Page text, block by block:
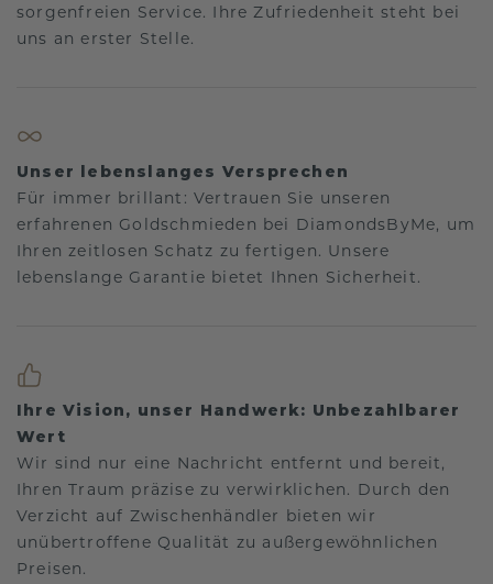
sorgenfreien Service. Ihre Zufriedenheit steht bei
uns an erster Stelle.
Unser lebenslanges Versprechen
Für immer brillant: Vertrauen Sie unseren
erfahrenen Goldschmieden bei DiamondsByMe, um
Ihren zeitlosen Schatz zu fertigen. Unsere
lebenslange Garantie bietet Ihnen Sicherheit.
Ihre Vision, unser Handwerk: Unbezahlbarer
Wert
Wir sind nur eine Nachricht entfernt und bereit,
Ihren Traum präzise zu verwirklichen. Durch den
Verzicht auf Zwischenhändler bieten wir
unübertroffene Qualität zu außergewöhnlichen
Preisen.